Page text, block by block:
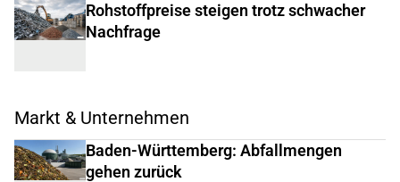
Rohstoffpreise steigen trotz schwacher
Nachfrage
Markt & Unternehmen
Baden-Württemberg: Abfallmengen
gehen zurück